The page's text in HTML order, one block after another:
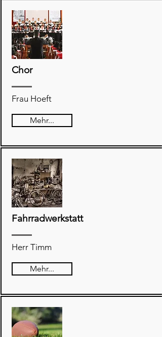
Chor
Frau Hoeft
Mehr...
Fahrradwerkstatt
Herr Timm
Mehr...